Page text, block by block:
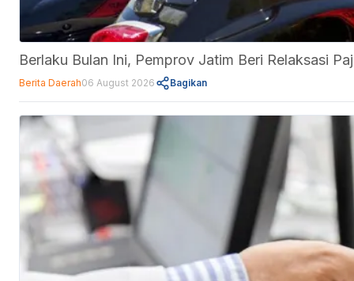
Berlaku Bulan Ini, Pemprov Jatim Beri Relaksasi
Berita Daerah06 August 2026 Bagikan